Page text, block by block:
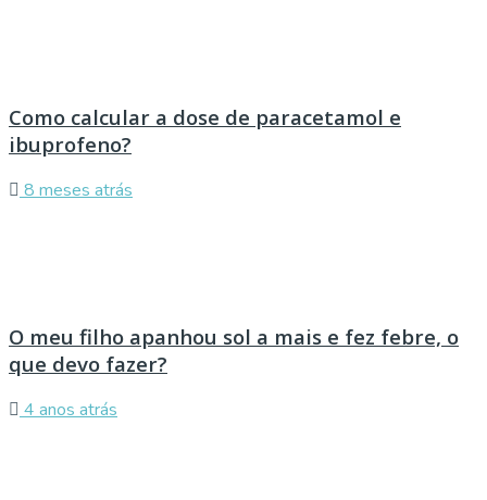
Como calcular a dose de paracetamol e
ibuprofeno?
8 meses atrás
O meu filho apanhou sol a mais e fez febre, o
que devo fazer?
4 anos atrás